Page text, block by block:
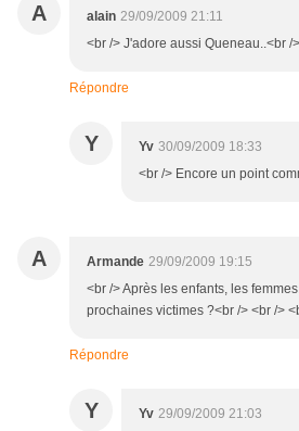
A alain 29/09/2009 21:11
<br /> J'adore aussi Queneau..<br /
Répondre
Y Yv 30/09/2009 18:33
<br /> Encore un point
A Armande 29/09/2009 19:15
<br /> Après les enfants, les
prochaines victimes ?<br /> <br />
Répondre
Y Yv 29/09/2009 21:03